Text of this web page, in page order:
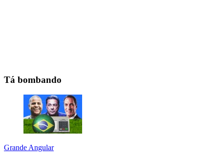
Tá bombando
Grande Angular